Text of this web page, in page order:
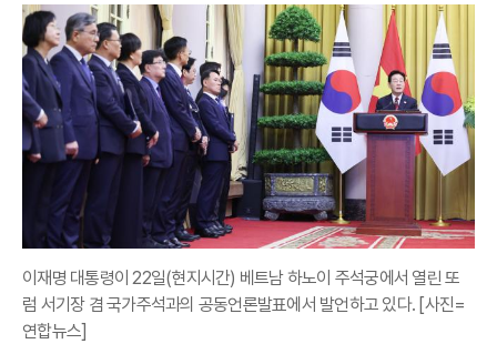
이재명 대통령이 22일(현지시간) 베트남 하노이 주석궁에서 열린 또
럼 서기장 겸 국가주석과의 공동언론발표에서 발언하고 있다. [사진=
연합뉴스]